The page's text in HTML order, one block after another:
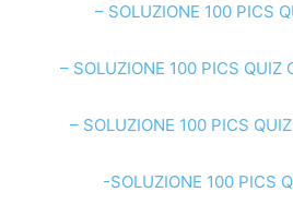
– SOLUZIONE 100 PICS
– SOLUZIONE 100 PICS QUIZ
– SOLUZIONE 100 PICS
-SOLUZIONE 100 PICS